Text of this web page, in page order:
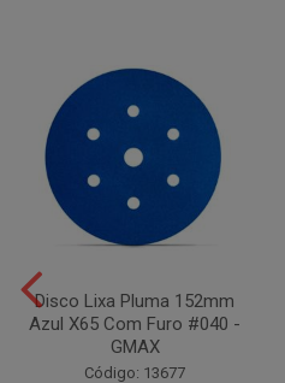
Disco Lixa Pluma 152mm
Azul X65 Com Furo #040 -
GMAX
Código: 13677